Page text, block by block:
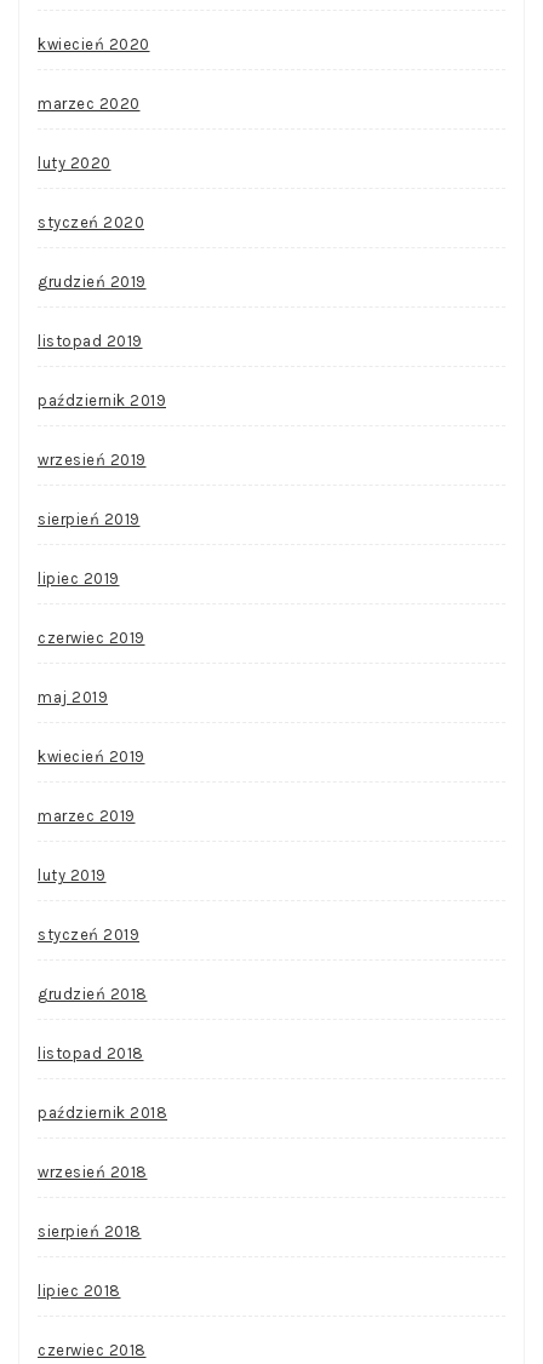
kwiecień 2020
marzec 2020
luty 2020
styczeń 2020
grudzień 2019
listopad 2019
październik 2019
wrzesień 2019
sierpień 2019
lipiec 2019
czerwiec 2019
maj 2019
kwiecień 2019
marzec 2019
luty 2019
styczeń 2019
grudzień 2018
listopad 2018
październik 2018
wrzesień 2018
sierpień 2018
lipiec 2018
czerwiec 2018